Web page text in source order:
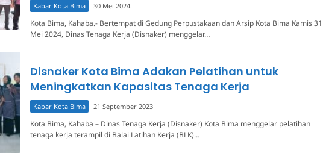
Kabar Kota Bima 30 Mei 2024
Kota Bima, Kahaba.- Bertempat di Gedung Perpustakaan dan Arsip Kota Bima Kamis 31
Mei 2024, Dinas Tenaga Kerja (Disnaker) menggelar…
Disnaker Kota Bima Adakan Pelatihan untuk
Meningkatkan Kapasitas Tenaga Kerja
Kabar Kota Bima 21 September 2023
Kota Bima, Kahaba – Dinas Tenaga Kerja (Disnaker) Kota Bima menggelar pelatihan
tenaga kerja terampil di Balai Latihan Kerja (BLK)…